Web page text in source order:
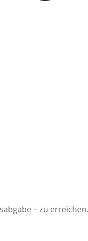
– zu erreichen.